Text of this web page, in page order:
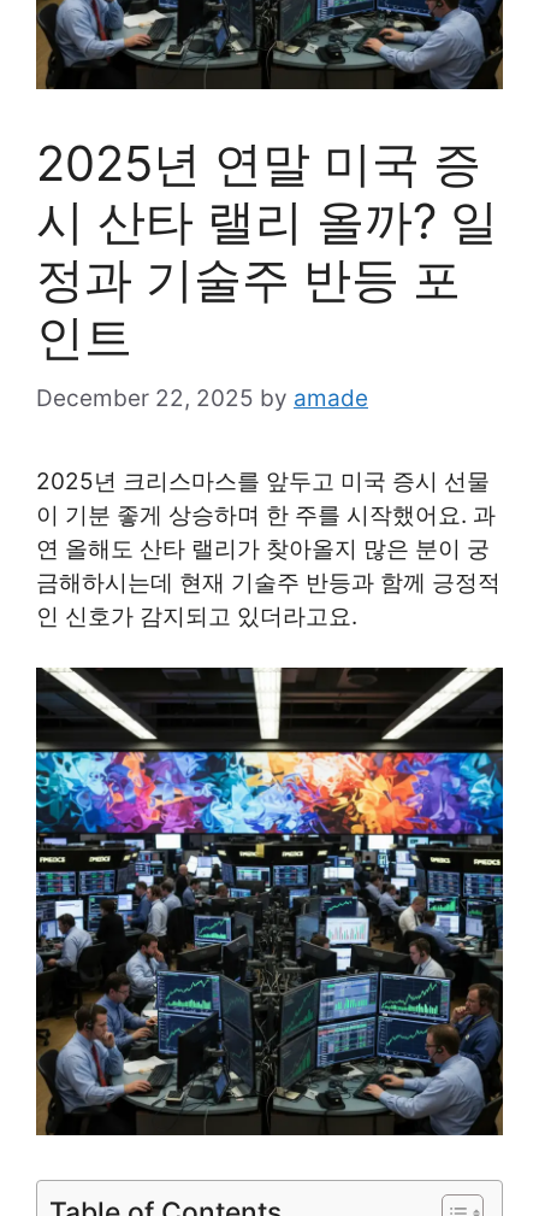
2025년 연말 미국 증
시 산타 랠리 올까? 일
정과 기술주 반등 포
인트
December 22, 2025 by amade
2025년 크리스마스를 앞두고 미국 증시 선물
이 기분 좋게 상승하며 한 주를 시작했어요. 과
연 올해도 산타 랠리가 찾아올지 많은 분이 궁
금해하시는데 현재 기술주 반등과 함께 긍정적
인 신호가 감지되고 있더라고요.